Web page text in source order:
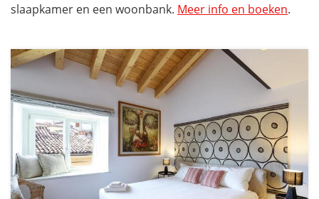
slaapkamer en een woonbank. Meer info en boeken.